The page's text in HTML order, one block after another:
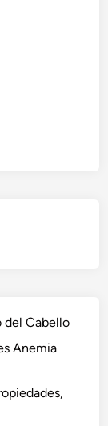
del Cabello
Anemia